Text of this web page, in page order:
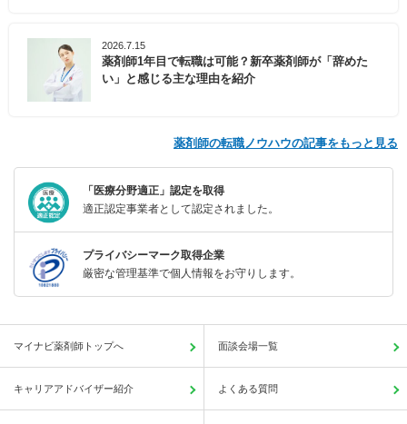
2026.7.15
薬剤師1年目で転職は可能？新卒薬剤師が「辞めた
い」と感じる主な理由を紹介
薬剤師の転職ノウハウの記事をもっと見る
「医療分野適正」認定を取得
適正認定事業者として認定されました。
プライバシーマーク取得企業
厳密な管理基準で個人情報をお守りします。
マイナビ薬剤師トップへ 面談会場一覧
キャリアアドバイザー紹介 よくある質問